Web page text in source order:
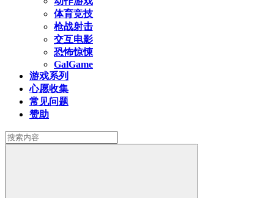
体育竞技
枪战射击
交互电影
恐怖惊悚
GalGame
游戏系列
心愿收集
常见问题
赞助